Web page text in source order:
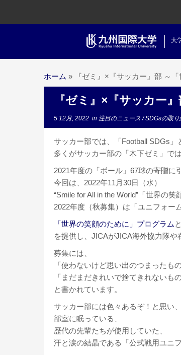
大
ホーム » 『ゼミ』×『サッカー』部 ～
『ゼミ』×『サッカー
5 12月, 2022 in 注目のニュース/SDGsの取
サッカー部では、「Football SDGs」
多くがサッカー部の「木下ゼミ」で
2021年度の「ボール」67球の寄贈に
今回は、2022年11月30日（水）
“Smile for All in the World”「世界の
2022年度（秋募集）は「ユニフォー
「世界の笑顔のために」プログラム
を提供し、JICAがJICA海外協力隊や
募集には、
「使わないけど思い出のつまったもの
「まだまだきれいで捨てきれないもの
と書かれています。
サッカー部には色々あるぞ！と思い、
部室に眠っている、
歴代の先輩たちが使用していた、
汗と涙の結晶である「公式戦用ユニ